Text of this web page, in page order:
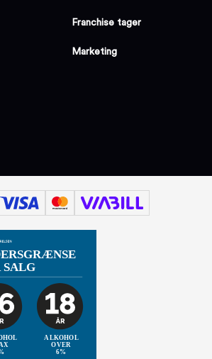
Franchise tager
Marketing